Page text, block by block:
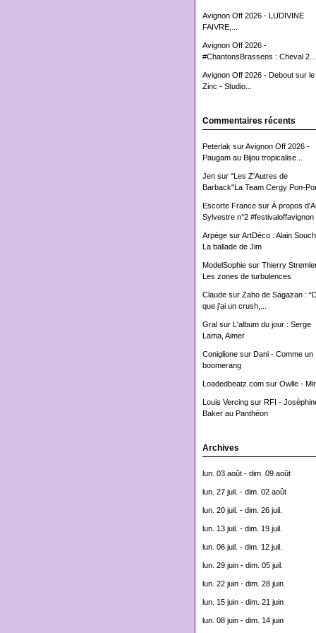
Avignon Off 2026 - LUDIVINE
FAIVRE,...
Avignon Off 2026 -
#ChantonsBrassens : Cheval 2...
Avignon Off 2026 - Debout sur le
Zinc - Studio...
Commentaires récents
Peterlak surAvignon Off 2026 -
Paugam au Bijou tropicalise...
Jensur "Les Z'Autres de
Barback"La Team Cergy Pon-
Escorte Francesur À propos
Sylvestre n°2 #festivaloffavignon
ArpègesurArtDéco : Alain
La ballade de Jim
ModelSophiesur Thierry
Les zones de turbulences
Claudesur Zaho de Sagazan :
que j'ai un crush,...
Gralsur L'album du jour : Serge
Lama, Aimer
Coniglionesur Dani - Comme un
boomerang
Loadedbeatz.comsur Owlle -
Louis Vercingsur RFI -
Baker au Panthéon
Archives
lun. 03 août - dim. 09 août
lun. 27 juil. - dim. 02 août
lun. 20 juil. - dim. 26 juil.
lun. 13 juil. - dim. 19 juil.
lun. 06 juil. - dim. 12 juil.
lun. 29 juin - dim. 05 juil.
lun. 22 juin - dim. 28 juin
lun. 15 juin - dim. 21 juin
lun. 08 juin - dim. 14 juin